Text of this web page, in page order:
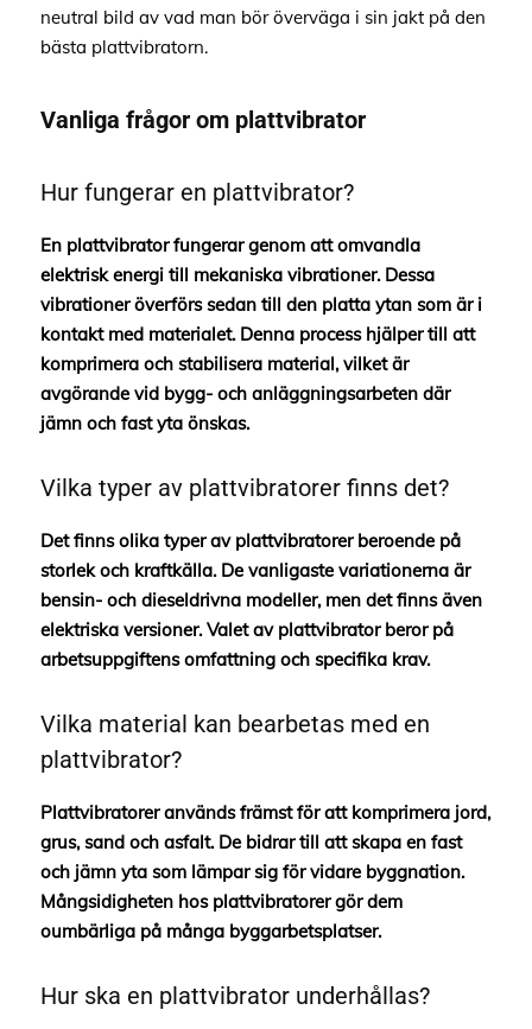
neutral bild av vad man bör överväga i sin jakt på den
bästa plattvibratorn.
Vanliga frågor om plattvibrator
Hur fungerar en plattvibrator?
En plattvibrator fungerar genom att omvandla
elektrisk energi till mekaniska vibrationer. Dessa
vibrationer överförs sedan till den platta ytan som är i
kontakt med materialet. Denna process hjälper till att
komprimera och stabilisera material, vilket är
avgörande vid bygg- och anläggningsarbeten där
jämn och fast yta önskas.
Vilka typer av plattvibratorer finns det?
Det finns olika typer av plattvibratorer beroende på
storlek och kraftkälla. De vanligaste variationerna är
bensin- och dieseldrivna modeller, men det finns även
elektriska versioner. Valet av plattvibrator beror på
arbetsuppgiftens omfattning och specifika krav.
Vilka material kan bearbetas med en
plattvibrator?
Plattvibratorer används främst för att komprimera jord,
grus, sand och asfalt. De bidrar till att skapa en fast
och jämn yta som lämpar sig för vidare byggnation.
Mångsidigheten hos plattvibratorer gör dem
oumbärliga på många byggarbetsplatser.
Hur ska en plattvibrator underhållas?